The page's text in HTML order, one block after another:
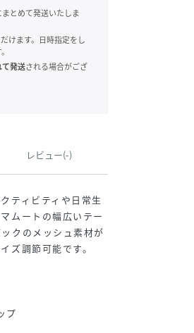
とめて発送いたしま
けます。日時指定をし
発送される場合がござ
レビュー(-)
ティビティや日常生
ムートの幅広いテー
クのメッシュ素材が
ズ調節可能です。
プ